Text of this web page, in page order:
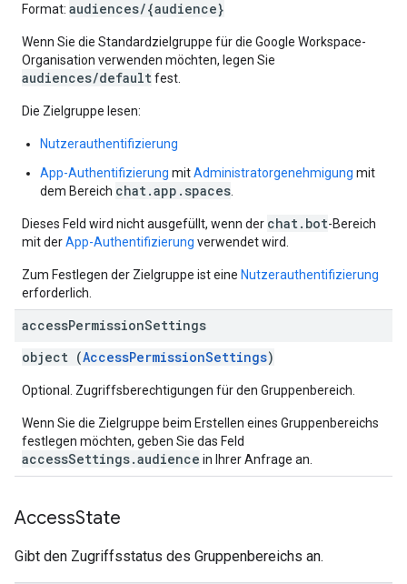
Format: audiences/{audience}
Wenn Sie die Standardzielgruppe für die Google Workspace-
Organisation verwenden möchten, legen Sie
audiences/defaultfest.
Die Zielgruppe lesen:
Nutzerauthentifizierung
App-Authentifizierung mitAdministratorgenehmigung mit
dem Bereich chat.app.spaces
Dieses Feld wird nicht ausgefüllt, wenn der chat.bot-Bereich
mit derApp-Authentifizierung verwendet wird.
Zum Festlegen der Zielgruppe ist eine Nutzerauthentifizierung
erforderlich.
accessPermissionSettings
object (AccessPermissionSettings)
Optional. Zugriffsberechtigungen für den Gruppenbereich.
Wenn Sie die Zielgruppe beim Erstellen eines Gruppenbereichs
festlegen möchten, geben Sie das Feld
accessSettings.audience in Ihrer Anfrage an.
AccessState
Gibt den Zugriffsstatus des Gruppenbereichs an.